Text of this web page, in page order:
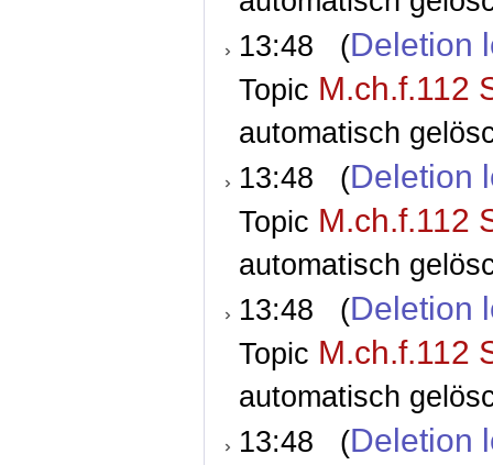
13:48 (Deletion
Topic M.ch.f.112
automatisch
13:48 (Deletion
Topic M.ch.f.112
automatisch
13:48 (Deletion
Topic M.ch.f.112
automatisch
13:48 (Deletion